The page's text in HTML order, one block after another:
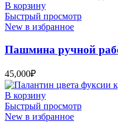
В корзину
Быстрый просмотр
New в избранное
Пашмина ручной
45,000₽
В корзину
Быстрый просмотр
New в избранное